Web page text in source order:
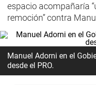
espacio acompañaría
remoción” contra
Manuel Adorni en el
desde el PRO.